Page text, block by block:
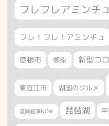
フレフレアミンチ
フレ！フレ！アミンチュ
彦根市 感染 新型コ
東近江市 湖国のグルメ
滋賀経済NOW 琵琶湖